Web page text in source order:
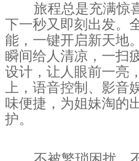
旅程总是充满惊喜
下一秒又即刻出发。
能，一键开启新天地
瞬间给人清凉，一扫
设计，让人眼前一亮
上，语音控制、影
味便捷，为姐妹淘的
护。